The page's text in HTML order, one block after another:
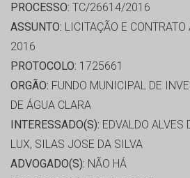
PROCESSO: TC/26614/2016
ASSUNTO: LICITAÇÃO E
2016
PROTOCOLO: 1725661
ORGÃO: FUNDO MUNICIPAL DE
DE ÁGUA CLARA
INTERESSADO(S): EDVALDO ALVES
LUX, SILAS JOSE DA SILVA
ADVOGADO(S): NÃO HÁ